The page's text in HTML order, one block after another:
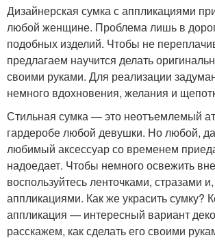
Дизайнерская сумка с аппликациями
любой женщине. Проблема лишь в
подобных изделий. Чтобы не
предлагаем научится делать
своими руками. Для реализации
немного вдохновения, желания и
Стильная сумка — это неотъемлемый
гардеробе любой девушки. Но любой,
любимый аксессуар со временем
надоедает. Чтобы немного освежить
воспользуйтесь ленточками, стразами
аппликациями. Как же украсить сумку?
аппликация — интересный вариант
расскажем, как сделать его своими